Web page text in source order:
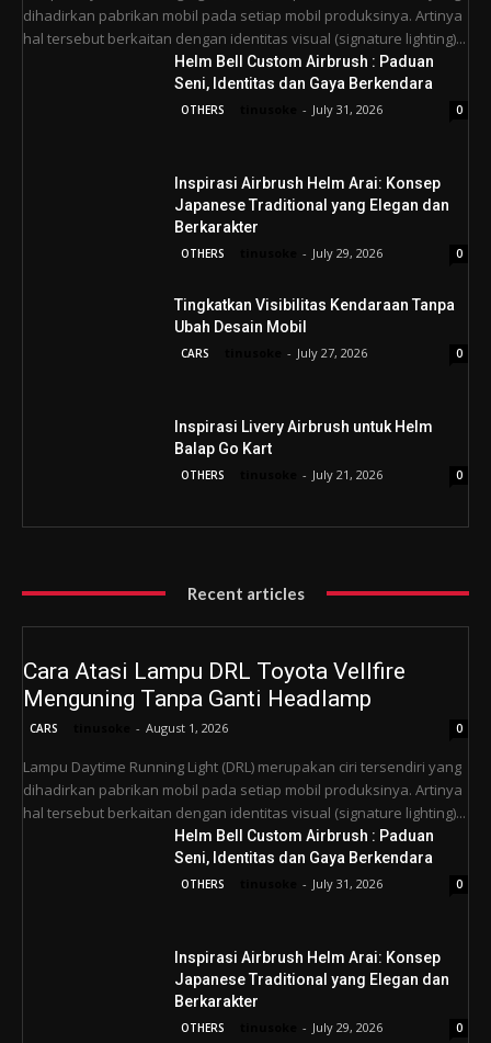
dihadirkan pabrikan mobil pada setiap mobil produksinya. Artinya
hal tersebut berkaitan dengan identitas visual (signature lighting)...
Helm Bell Custom Airbrush : Paduan
Seni, Identitas dan Gaya Berkendara
OTHERS - July 31, 2026 0
Inspirasi Airbrush Helm Arai: Konsep
Japanese Traditional yang Elegan dan
Berkarakter
OTHERS - July 29, 2026 0
Tingkatkan Visibilitas Kendaraan Tanpa
Ubah Desain Mobil
CARS - July 27, 2026 0
Inspirasi Livery Airbrush untuk Helm
Balap Go Kart
OTHERS - July 21, 2026 0
Recent articles
Cara Atasi Lampu DRL Toyota Vellfire
Menguning Tanpa Ganti Headlamp
CARS - August 1, 2026 0
Lampu Daytime Running Light (DRL) merupakan ciri tersendiri yang
dihadirkan pabrikan mobil pada setiap mobil produksinya. Artinya
hal tersebut berkaitan dengan identitas visual (signature lighting)...
Helm Bell Custom Airbrush : Paduan
Seni, Identitas dan Gaya Berkendara
OTHERS - July 31, 2026 0
Inspirasi Airbrush Helm Arai: Konsep
Japanese Traditional yang Elegan dan
Berkarakter
OTHERS - July 29, 2026 0